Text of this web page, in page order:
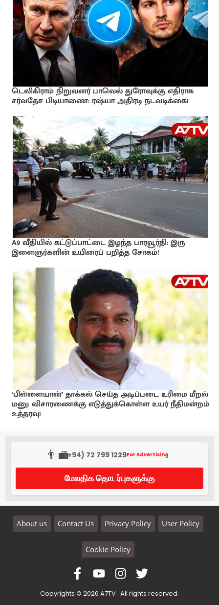
டெலிகிராம் நிறுவனர் பாவெல் துரோவுக்கு எதிராக
சர்வதேச பிடியாணை: ரஷ்யா அதிரடி நடவடிக்கை!
A9 வீதியில் கட்டுப்பாட்டை இழந்த பாரவூர்தி: இரு
இளைஞர்களின் உயிரைப் பறித்த சோகம்!
‘பிள்ளையான்’ தாக்கல் செய்த அடிப்படை உரிமை மீறல்
மனு: விசாரணைக்கு எடுத்துக்கொள்ள உயர் நீதிமன்றம்
உத்தரவு!
👨‍💼(+94) 72 799 1229For Advertising
மேலதிக தொடர்புகளுக்கு
About us Contact Us Privacy Policy User Policy
Cookie Policy
Copyrights © 2026 A7TV . All rights reserved.